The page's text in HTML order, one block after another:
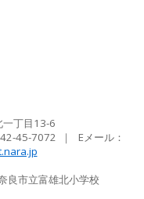
丁目13-6
45-7072 ｜ Eメール：
良市立富雄北小学校